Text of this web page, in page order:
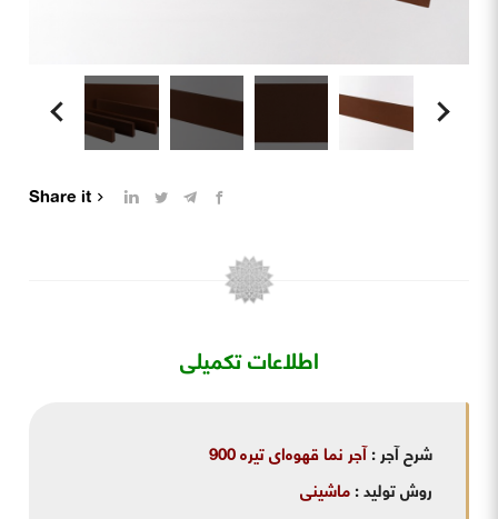
اطلاعات تکمیلی
شرح آجر:آجر نما قهوه‌ای تیره 900
روش تولید:ماشینی